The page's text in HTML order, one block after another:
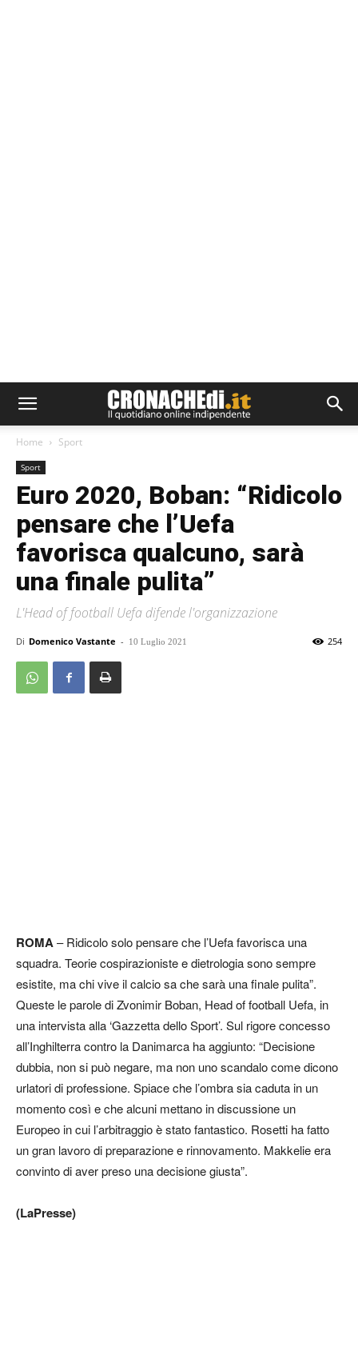
Home Sport
Sport
Euro 2020, Boban: “Ridicolo
pensare che l’Uefa
favorisca qualcuno, sarà
una finale pulita”
L'Head of football Uefa difende l'organizzazione
Di Domenico Vastante - 10 Luglio 2021 254
ROMA– Ridicolo solo pensare che l’Uefa favorisca una
squadra. Teorie cospirazioniste e dietrologia sono sempre
esistite, ma chi vive il calcio sa che sarà una finale pulita”.
Queste le parole di Zvonimir Boban, Head of football Uefa, in
una intervista alla ‘Gazzetta dello Sport’. Sul rigore concesso
all’Inghilterra contro la Danimarca ha aggiunto: “Decisione
dubbia, non si può negare, ma non uno scandalo come dicono
urlatori di professione. Spiace che l’ombra sia caduta in un
momento così e che alcuni mettano in discussione un
Europeo in cui l’arbitraggio è stato fantastico. Rosetti ha fatto
un gran lavoro di preparazione e rinnovamento. Makkelie era
convinto di aver preso una decisione giusta”.
(LaPresse)